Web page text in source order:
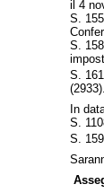
il 4
S.
S.
S.
(2933).
In
S.
S.